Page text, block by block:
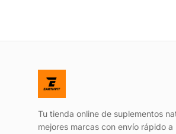
Tu tienda online de suplementos
mejores marcas con envío rápido a